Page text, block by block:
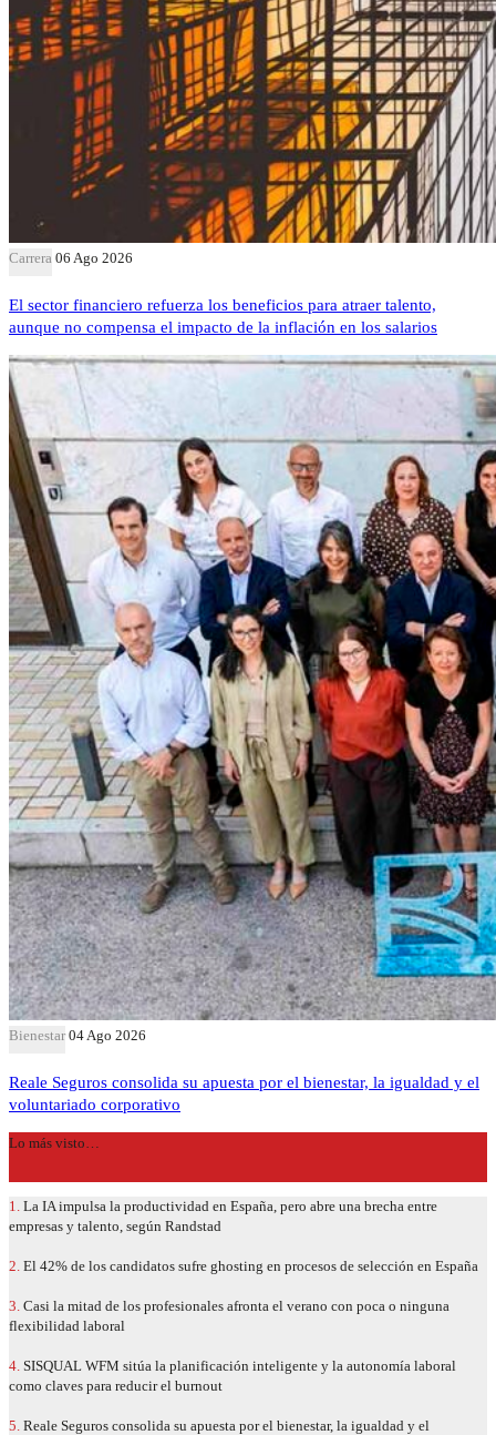
Carrera 06 Ago 2026
El sector financiero refuerza los beneficios para atraer talento,
aunque no compensa el impacto de la inflación en los salarios
Bienestar 04 Ago 2026
Reale Seguros consolida su apuesta por el bienestar, la igualdad y el
voluntariado corporativo
Lo más visto…
1. La IA impulsa la productividad en España, pero abre una brecha entre
empresas y talento, según Randstad
2. El 42% de los candidatos sufre ghosting en procesos de selección en España
3. Casi la mitad de los profesionales afronta el verano con poca o ninguna
flexibilidad laboral
4. SISQUAL WFM sitúa la planificación inteligente y la autonomía laboral
como claves para reducir el burnout
5. Reale Seguros consolida su apuesta por el bienestar, la igualdad y el